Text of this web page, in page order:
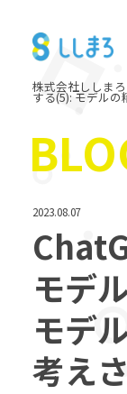
株式会社ししまろ
する(5): モデル
2023.08.07
モデ
モデ
考え